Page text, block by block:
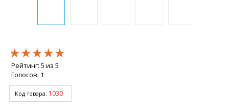
★★★★★
★★★★★
★★★★★
Рейтинг: 5 из 5
Голосов: 1
Код товара: 1030